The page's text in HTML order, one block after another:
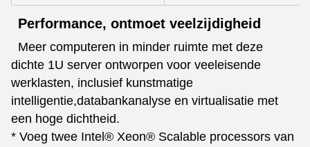
Performance, ontmoet veelzijdigheid
Meer computeren in minder ruimte met deze
dichte 1U server ontworpen voor veeleisende
werklasten, inclusief kunstmatige
intelligentie,databankanalyse en virtualisatie met
een hoge dichtheid.
* Voeg twee Intel® Xeon® Scalable processors van